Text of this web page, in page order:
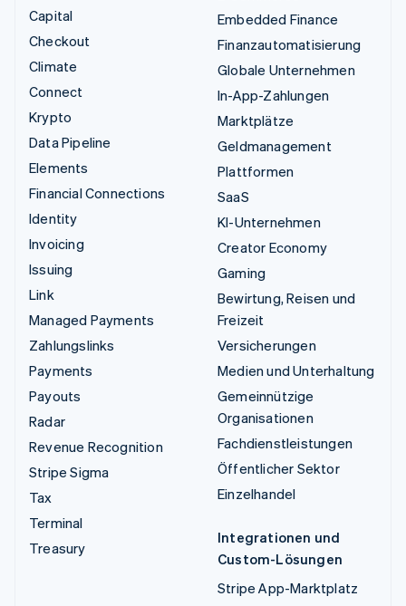
Capital
Checkout
Climate
Connect
Krypto
Data Pipeline
Elements
Financial Connections
Identity
Invoicing
Issuing
Link
Managed Payments
Zahlungslinks
Payments
Payouts
Radar
Revenue Recognition
Stripe Sigma
Tax
Terminal
Treasury
Embedded Finance
Finanzautomatisierung
Globale Unternehmen
In-App-Zahlungen
Marktplätze
Geldmanagement
Plattformen
SaaS
KI-Unternehmen
Creator Economy
Gaming
Bewirtung, Reisen und
Freizeit
Versicherungen
Medien und Unterhaltung
Gemeinnützige
Organisationen
Fachdienstleistungen
Öffentlicher Sektor
Einzelhandel
Integrationen und
Custom-Lösungen
Stripe App-Marktplatz